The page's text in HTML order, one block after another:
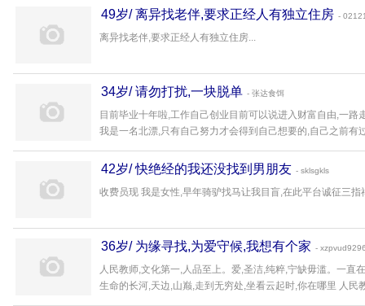
49岁/ 离异找老伴,要求正经人有独立住房 -
离异找老伴,要求正经人有独立住房...
34岁/ 请勿打扰,一块脱单 - 张达食饵
目前毕业十年啦,工作自己创业目前可以说进入财富自由,一
我是一名北漂,只有自己努力才会得到自己想要的,自己之前有
42岁/ 快绝经的我还没找到男朋友 - sklsgkls
收费员现 我是女性,早年骑驴找马让我目盲,在此平台诚征三
36岁/ 为缘寻找,为爱守候,我想有个家 -
人民教师,文化第一,人品至上。爱,圣洁,纯粹,宁缺毋滥。一直
生命的长河,天边,山巅,走到无穷处,坐看云起时,你在哪里 人民